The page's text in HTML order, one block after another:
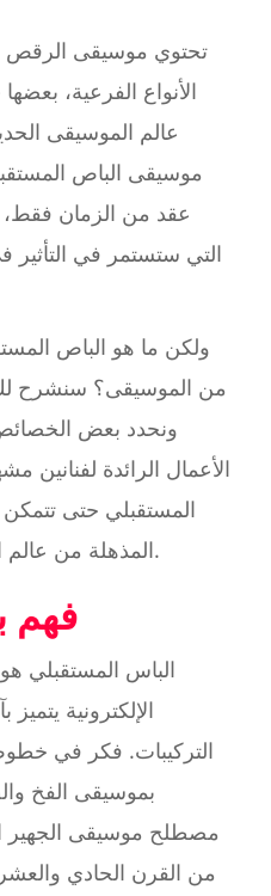
تحتوي موسيقى الرقص
الأنواع الفرعية،
عالم الموسيقى
موسيقى الباص
عقد من الزمان
التي ستستمر في التأثير
ولكن ما هو الباص
من الموسيقى؟ سنشرح لك
ونحدد بعض
الأعمال الرائدة
المستقبلي حتى تتمكن
المذهلة من عالم الموسيقى الإلكترونية أدناه.
فهم
الباس المستقبلي
الإلكترونية
التركيبات. فكر في
بموسيقى الفخ
مصطلح موسيقى الجهير
من القرن الحادي